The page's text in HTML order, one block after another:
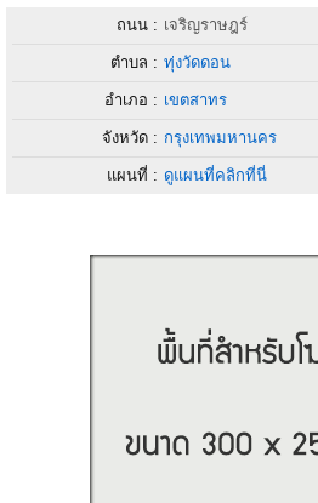
ถนน : เจริญราษฎร์
ตำบล : ทุ่งวัดดอน
อำเภอ : เขตสาทร
จังหวัด : กรุงเทพมหานคร
แผนที่ : ดูแผนที่คลิกที่นี่